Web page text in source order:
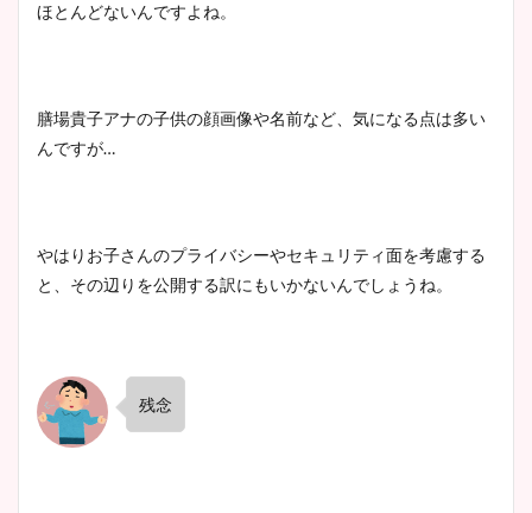
ほとんどないんですよね。
膳場貴子アナの子供の顔画像や名前など、気になる点は多い
んですが…
やはりお子さんのプライバシーやセキュリティ面を考慮する
と、その辺りを公開する訳にもいかないんでしょうね。
残念